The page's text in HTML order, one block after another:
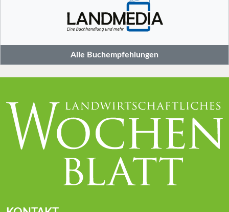
Alle Buchempfehlungen